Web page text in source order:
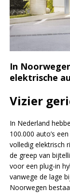
In
elektrische
Vizier
In Nederland
100.000 auto’s
volledig elektrisch
de greep van
voor een plug-in
vanwege de lage
Noorwegen